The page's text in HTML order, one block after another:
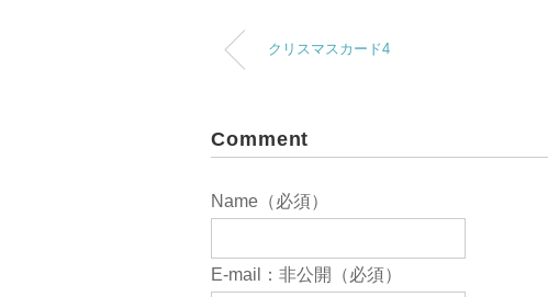
クリスマスカード4
Comment
Name（必須）
E-mail：非公開（必須）